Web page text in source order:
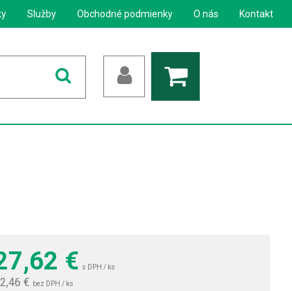
Služby Obchodné podmienky O nás Kontakt
€ s DPH / ks
€ bez DPH / ks